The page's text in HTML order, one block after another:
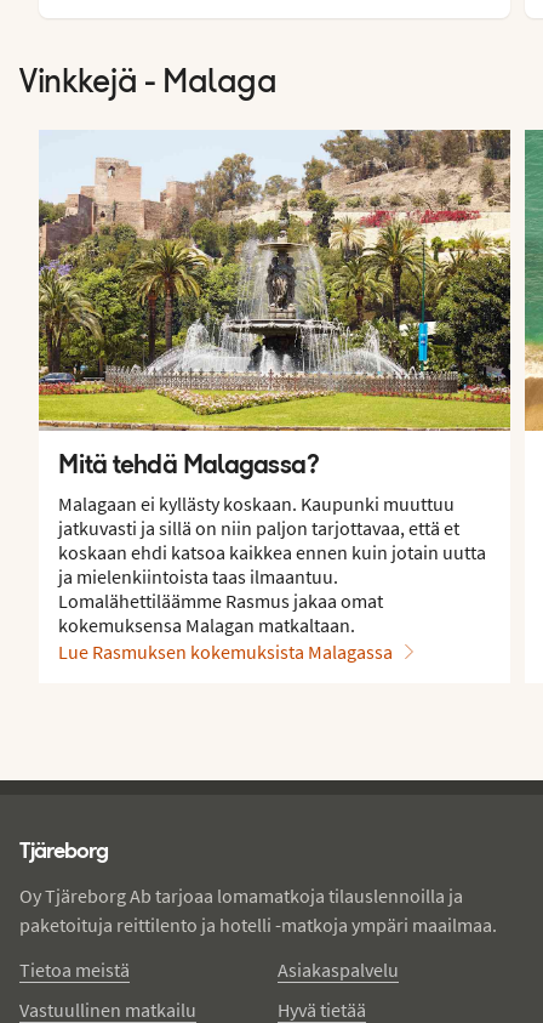
Vinkkejä - Malaga
Mitä tehdä Malagassa?
Malagaan ei kyllästy koskaan. Kaupunki muuttuu
jatkuvasti ja sillä on niin paljon tarjottavaa, että et
koskaan ehdi katsoa kaikkea ennen kuin jotain uutta
ja mielenkiintoista taas ilmaantuu.
Lomalähettiläämme Rasmus jakaa omat
kokemuksensa Malagan matkaltaan.
Lue Rasmuksen kokemuksista Malagassa
Tjäreborg
Oy Tjäreborg Ab tarjoaa lomamatkoja tilauslennoilla ja
paketoituja reittilento ja hotelli -matkoja ympäri maailmaa.
Tietoa meistä
Vastuullinen matkailu
Asiakaspalvelu
Hyvä tietää